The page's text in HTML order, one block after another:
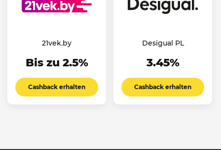
21vek.by
Bis zu 2.5%
Cashback erhalten
Desigual PL
3.45%
Cashback erhalten